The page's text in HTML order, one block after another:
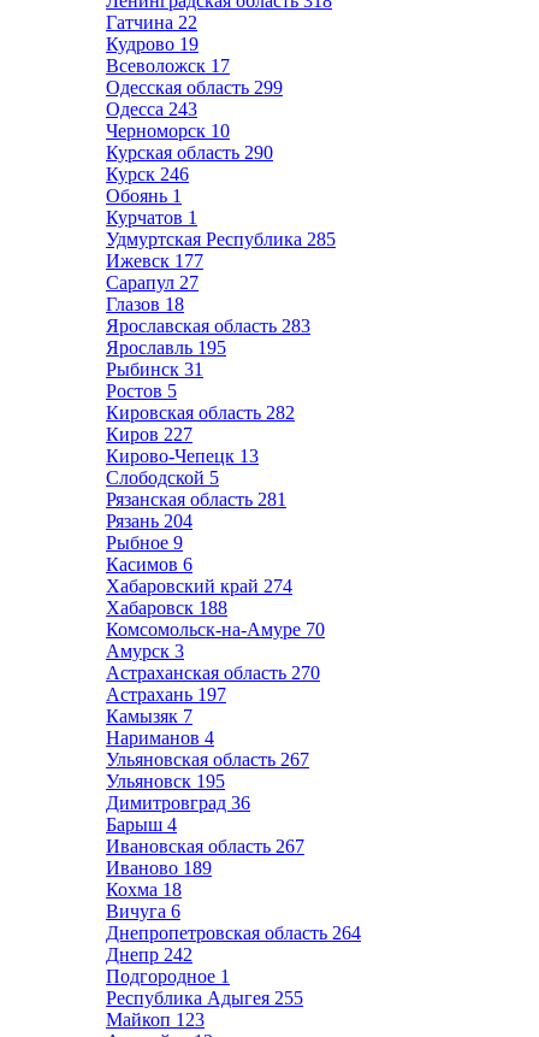
Гатчина 22
Кудрово 19
Всеволожск 17
Одесская область 299
Одесса 243
Черноморск 10
Курская область 290
Курск 246
Обоянь 1
Курчатов 1
Удмуртская Республика 285
Ижевск 177
Сарапул 27
Глазов 18
Ярославская область 283
Ярославль 195
Рыбинск 31
Ростов 5
Кировская область 282
Киров 227
Кирово-Чепецк 13
Слободской 5
Рязанская область 281
Рязань 204
Рыбное 9
Касимов 6
Хабаровский край 274
Хабаровск 188
Комсомольск-на-Амуре 70
Амурск 3
Астраханская область 270
Астрахань 197
Камызяк 7
Нариманов 4
Ульяновская область 267
Ульяновск 195
Димитровград 36
Барыш 4
Ивановская область 267
Иваново 189
Кохма 18
Вичуга 6
Днепропетровская область 264
Днепр 242
Подгородное 1
Республика Адыгея 255
Майкоп 123